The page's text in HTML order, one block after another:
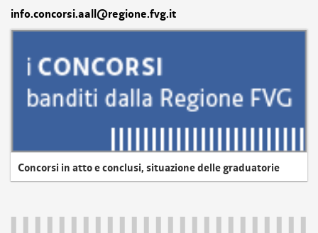
info.concorsi.aall@regione.fvg.it
Concorsi in atto e conclusi, situazione delle graduatorie